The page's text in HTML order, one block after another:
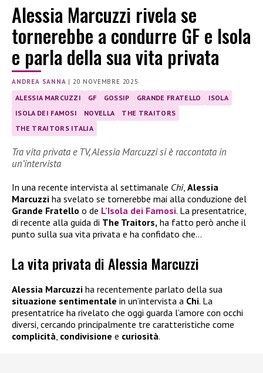
Alessia Marcuzzi rivela se
tornerebbe a condurre GF e Isola
e parla della sua vita privata
ANDREA SANNA |20 NOVEMBRE 2025
ALESSIA MARCUZZI GF GOSSIP GRANDE FRATELLO
ISOLA
ISOLA DEI FAMOSI
NOVELLA
THE TRAITORS
THE TRAITORS ITALIA
Tra vita privata e TV, Alessia Marcuzzi si è raccontata in
un’intervista
In una recente intervista al settimanale Chi, Alessia
Marcuzzi ha svelato se tornerebbe mai alla conduzione del
Grande Fratello o de L’Isola dei Famosi. La presentatrice,
di recente alla guida di The Traitors, ha fatto però anche il
punto sulla sua vita privata e ha confidato che…
La vita privata di Alessia Marcuzzi
Alessia Marcuzzi ha recentemente parlato della sua
situazione sentimentale in un’intervista a Chi. La
presentatrice ha rivelato che oggi guarda l’amore con occhi
diversi, cercando principalmente tre caratteristiche come
complicità, condivisione e curiosità.